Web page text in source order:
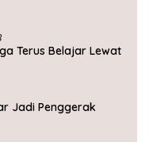
Terus Belajar Lewat
Jadi Penggerak